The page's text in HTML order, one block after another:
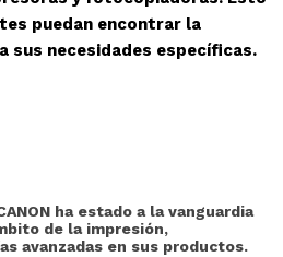
puedan encontrar la
sus necesidades específicas.
ha estado a la vanguardia
de la impresión,
avanzadas en sus productos.